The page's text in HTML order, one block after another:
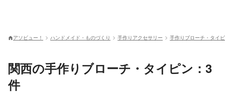
アソビュー！ ハンドメイド・ものづくり 手作りアクセサリー 手作りブローチ・タイ
関西の手作りブローチ・タイピン：3
件